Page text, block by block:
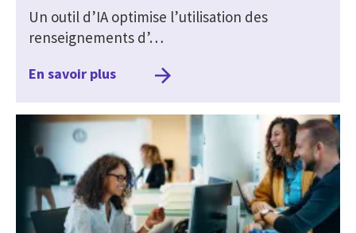
Un outil d’IA optimise l’utilisation des
renseignements d’…
En savoir plus